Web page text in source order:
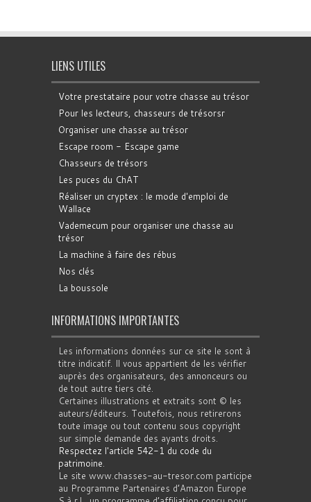
LIENS UTILES
Votre prestataire pour votre chasse au trésor
Pour les lecteurs, chasseurs de trésorsr
Organiser une chasse au trésor
Escape room - Escape game
Chasseurs de trésors
Les puces du ChAT
Réaliser un cryptex : le mode d'emploi de
Wallace
Vademecum pour organiser une chasse au
trésor
La machine à faire des rébus
Nos clés
La boussole
INFORMATIONS IMPORTANTES
Les informations données sur ce site le sont à
titre indicatif. Il vous appartient de les vérifier
auprès des organisateurs, des annonceurs ou
de tout autre tiers cité.
Certaines illustrations et extraits sont © les
auteurs/éditeurs. Toutefois, nous retirerons
toute image ou tout contenu sous copyright
sur simple demande des ayants droits.
Respectez l'article 542-1 du code du
patrimoine.
Le site www.chasses-au-tresor.com participe
au Programme Partenaires d’Amazon Europe